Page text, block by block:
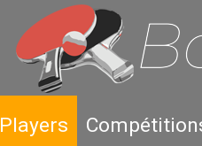
Players